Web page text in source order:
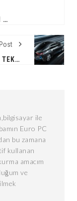
İPHONE 7 HAKKINDA SIZAN BILGILER
BMW İ8'DE MÜKEMMEL TEKNOLOJI
ile
Euro PC
bu zamana
kullanan
amacım
ve